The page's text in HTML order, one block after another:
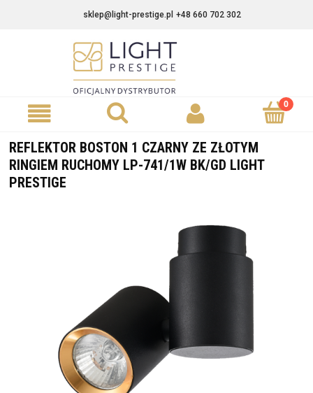
sklep@light-prestige.pl +48 660 702 302
REFLEKTOR BOSTON 1 CZARNY ZE ZŁOTYM
RINGIEM RUCHOMY LP-741/1W BK/GD LIGHT
PRESTIGE